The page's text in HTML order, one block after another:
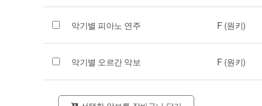
악기별 피아노 연주 F (원키)
악기별 오르간 악보 F (원키)